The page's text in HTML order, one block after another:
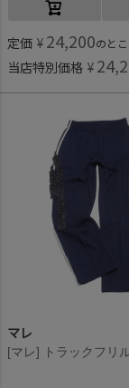
定価 ¥ 24,200のと
当店特別価格 ¥
マレ